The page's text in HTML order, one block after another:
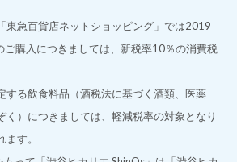
東急百貨店ネットショッピング」では2019
購入につきましては、新税率10％の消費税
する飲食料品（酒税法に基づく酒類、医薬
く）につきましては、軽減税率の対象となり
す。